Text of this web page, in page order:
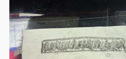
NEWSLETTER
SÍGUENOS